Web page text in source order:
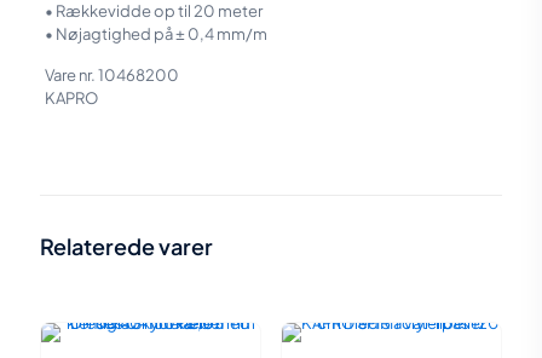
• Rækkevidde op til 20 meter
• Nøjagtighed på ± 0,4 mm/m
Vare nr. 10468200
KAPRO
Relaterede varer